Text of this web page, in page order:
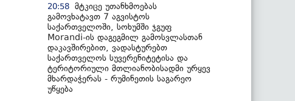
20:58 მტკიცე უთანხმოებას
გამოვხატავთ 7 აგვისტოს
საქართველოში, სოხუმში ჯგუფ
Morandi-ის დაგეგმილ გამოსვლასთან
დაკავშირებით, ვადასტურებთ
საქართველოს სუვერენიტეტისა და
ტერიტორიული მთლიანობისადმი ურყევ
მხარდაჭერას - რუმინეთის საგარეო
უწყება